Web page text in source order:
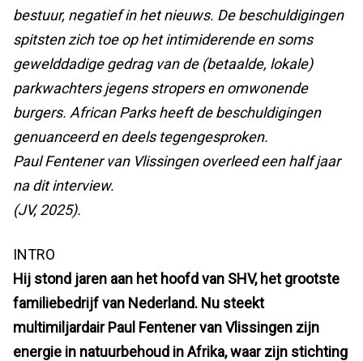
bestuur, negatief in het nieuws. De beschuldigingen
spitsten zich toe op het intimiderende en soms
gewelddadige gedrag van de (betaalde, lokale)
parkwachters jegens stropers en omwonende
burgers. African Parks heeft de beschuldigingen
genuanceerd en deels tegengesproken.
Paul Fentener van Vlissingen overleed een half jaar
na dit interview.
(JV, 2025).
INTRO
Hij stond jaren aan het hoofd van SHV, het grootste
familiebedrijf van Nederland. Nu steekt
multimiljardair Paul Fentener van Vlissingen zijn
energie in natuurbehoud in Afrika, waar zijn stichting